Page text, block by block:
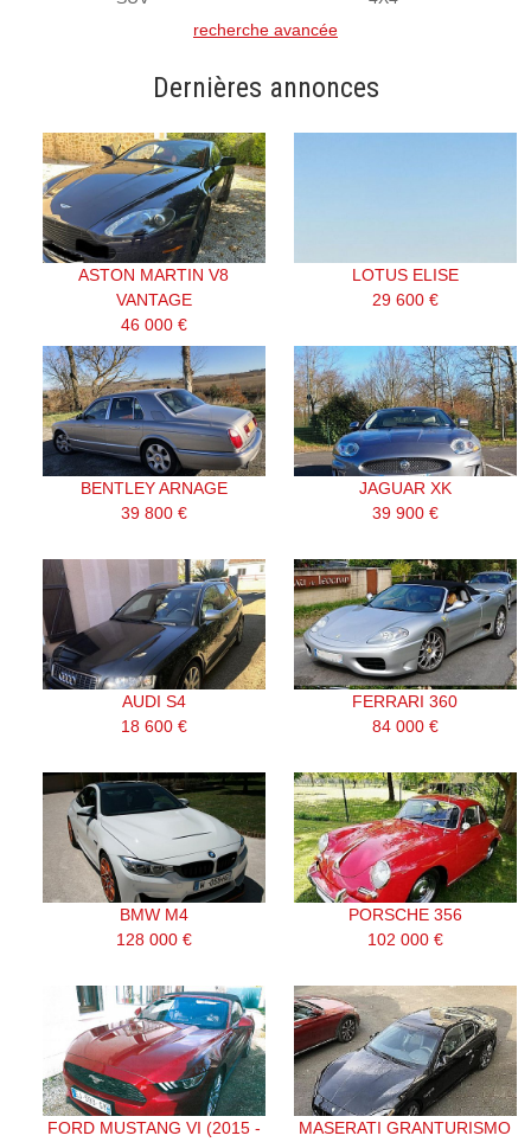
recherche avancée
Dernières annonces
ASTON MARTIN V8
VANTAGE
46 000 €
LOTUS ELISE
29 600 €
BENTLEY ARNAGE
39 800 €
JAGUAR XK
39 900 €
AUDI S4
18 600 €
FERRARI 360
84 000 €
BMW M4
128 000 €
PORSCHE 356
102 000 €
FORD MUSTANG VI (2015 -
MASERATI GRANTURISMO